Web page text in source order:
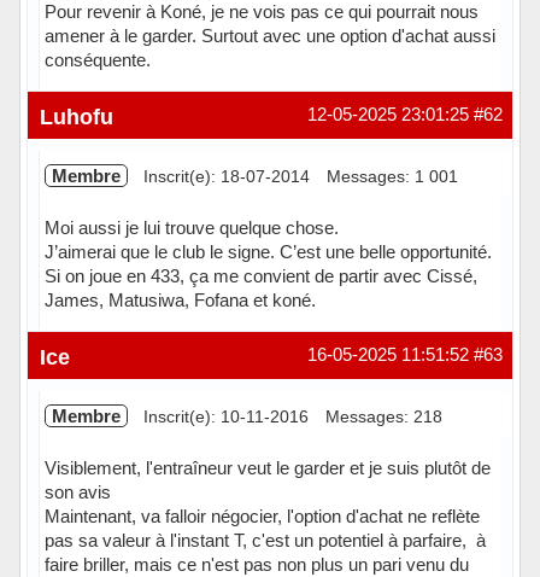
Pour revenir à Koné, je ne vois pas ce qui pourrait nous
amener à le garder. Surtout avec une option d'achat aussi
conséquente.
Hors ligne #62
12-05-2025 23:01:25
Luhofu
Membre Inscrit(e): 18-07-2014 Messages: 1 001
Moi aussi je lui trouve quelque chose.
J’aimerai que le club le signe. C’est une belle opportunité.
Si on joue en 433, ça me convient de partir avec Cissé,
James, Matusiwa, Fofana et koné.
Hors ligne #63
16-05-2025 11:51:52
Ice
Membre Inscrit(e): 10-11-2016 Messages: 218
Visiblement, l'entraîneur veut le garder et je suis plutôt de
son avis
Maintenant, va falloir négocier, l'option d'achat ne reflète
pas sa valeur à l'instant T, c'est un potentiel à parfaire, à
faire briller, mais ce n'est pas non plus un pari venu du